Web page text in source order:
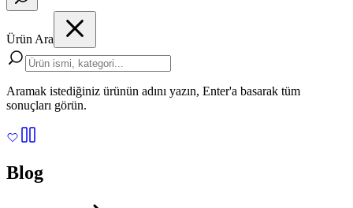
Ürün Ara
Aramak istediğiniz ürünün adını yazın, Enter'a basarak tüm
sonuçları görün.
Blog